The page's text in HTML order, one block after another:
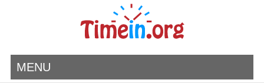
MENU